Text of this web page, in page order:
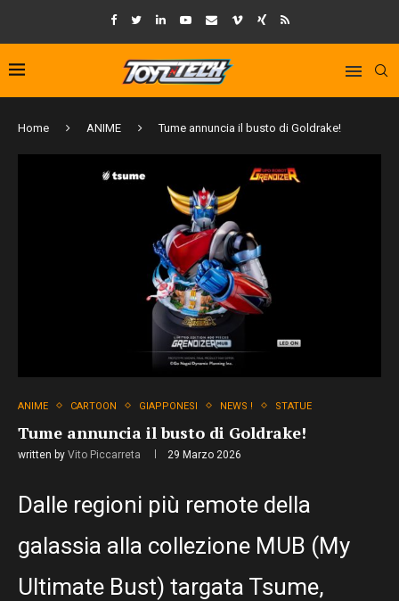
Home ANIME Tume annuncia il busto di Goldrake!
ANIME CARTOON GIAPPONESI NEWS ! STATUE
Tume annuncia il busto di Goldrake!
written by Vito Piccarreta 29 Marzo 2026
Dalle regioni più remote della
galassia alla collezione MUB (My
Ultimate Bust) targata Tsume,